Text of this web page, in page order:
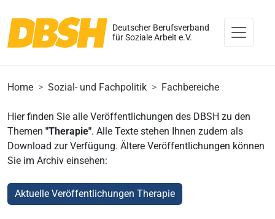
Deutscher Berufsverband
für Soziale Arbeit e.V.
Home Sozial- und Fachpolitik Fachbereiche
Hier finden Sie alle Veröffentlichungen des DBSH zu den
Themen "Therapie". Alle Texte stehen Ihnen zudem als
Download zur Verfügung. Ältere Veröffentlichungen können
Sie im Archiv einsehen:
Aktuelle Veröffentlichungen Therapie